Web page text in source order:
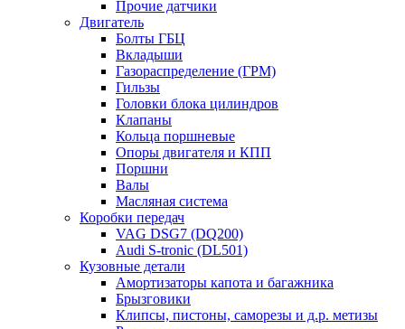
Прочие датчики
Двигатель
Болты ГБЦ
Вкладыши
Газораспределение (ГРМ)
Гильзы
Головки блока цилиндров
Клапаны
Кольца поршневые
Опоры двигателя и КПП
Поршни
Валы
Масляная система
Коробки передач
VAG DSG7 (DQ200)
Audi S-tronic (DL501)
Кузовные детали
Амортизаторы капота и багажника
Брызговики
Клипсы, пистоны, саморезы и д.р. метизы